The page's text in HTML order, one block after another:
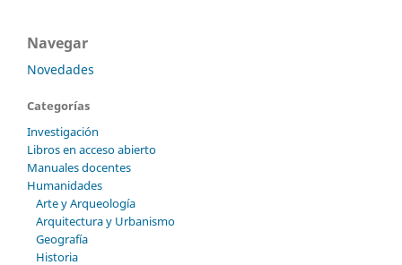
Navegar
Novedades
Categorías
Investigación
Libros en acceso abierto
Manuales docentes
Humanidades
Arte y Arqueología
Arquitectura y Urbanismo
Geografía
Historia